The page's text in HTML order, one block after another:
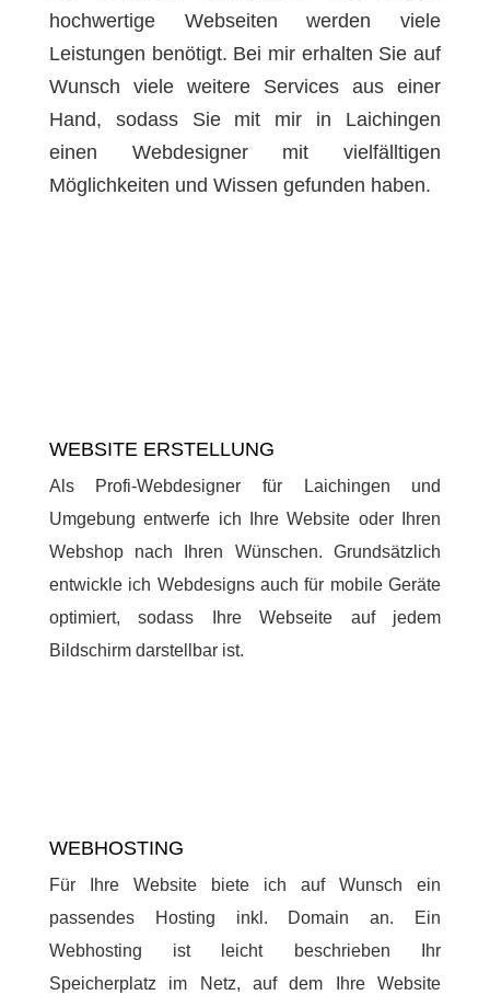
hochwertige Webseiten werden viele
Leistungen benötigt. Bei mir erhalten Sie auf
Wunsch viele weitere Services aus einer
Hand, sodass Sie mit mir in Laichingen
einen Webdesigner mit vielfälltigen
Möglichkeiten und Wissen gefunden haben.
WEBSITE ERSTELLUNG
Als Profi-Webdesigner für Laichingen und
Umgebung entwerfe ich Ihre Website oder Ihren
Webshop nach Ihren Wünschen. Grundsätzlich
entwickle ich Webdesigns auch für mobile Geräte
optimiert, sodass Ihre Webseite auf jedem
Bildschirm darstellbar ist.
WEBHOSTING
Für Ihre Website biete ich auf Wunsch ein
passendes Hosting inkl. Domain an. Ein
Webhosting ist leicht beschrieben Ihr
Speicherplatz im Netz, auf dem Ihre Website